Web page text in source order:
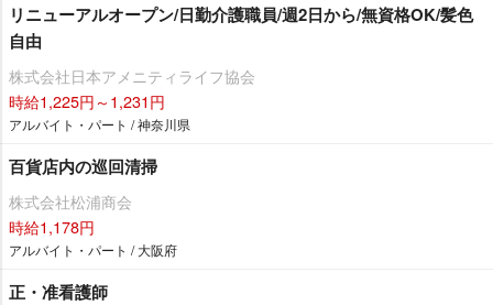
リニューアルオープン/日勤介護職員/週2日から/無資格OK/髪色
自由
株式会社日本アメニティライフ協会
時給1,225円～1,231円
アルバイト・パート / 神奈川県
百貨店内の巡回清掃
株式会社松浦商会
時給1,178円
アルバイト・パート / 大阪府
正・准看護師